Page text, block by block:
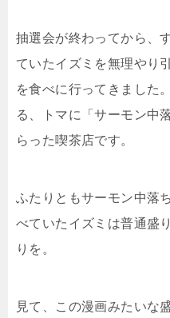
抽選会が終わってから、
ていたイズミを無理やり
を食べに行ってきました
る、トマに「サーモン中
らった喫茶店です。
ふたりともサーモン中落
べていたイズミは普通盛
りを。
見て、この漫画みたいな